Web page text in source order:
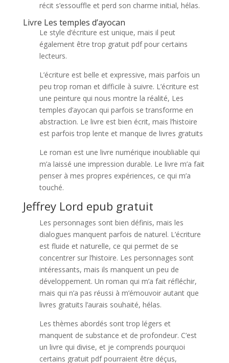
récit s’essouffle et perd son charme initial, hélas.
Livre Les temples d’ayocan
Le style d’écriture est unique, mais il peut
également être trop gratuit pdf pour certains
lecteurs.
L’écriture est belle et expressive, mais parfois un
peu trop roman et difficile à suivre. L’écriture est
une peinture qui nous montre la réalité, Les
temples d’ayocan qui parfois se transforme en
abstraction. Le livre est bien écrit, mais l’histoire
est parfois trop lente et manque de livres gratuits
Le roman est une livre numérique inoubliable qui
m’a laissé une impression durable. Le livre m’a fait
penser à mes propres expériences, ce qui m’a
touché.
Jeffrey Lord epub gratuit
Les personnages sont bien définis, mais les
dialogues manquent parfois de naturel. L’écriture
est fluide et naturelle, ce qui permet de se
concentrer sur l’histoire. Les personnages sont
intéressants, mais ils manquent un peu de
développement. Un roman qui m’a fait réfléchir,
mais qui n’a pas réussi à m’émouvoir autant que
livres gratuits l’aurais souhaité, hélas.
Les thèmes abordés sont trop légers et
manquent de substance et de profondeur. C’est
un livre qui divise, et je comprends pourquoi
certains gratuit pdf pourraient être déçus,